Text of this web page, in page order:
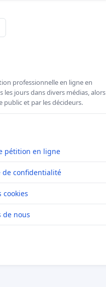
professionnelle en ligne en
jours dans divers médias, alors
public et par les décideurs.
pétition en ligne
de confidentialité
cookies
de nous